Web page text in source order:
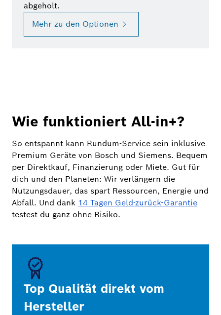
abgeholt.
Mehr zu den Optionen
Wie funktioniert All-in+?
So entspannt kann Rundum-Service sein inklusive
Premium Geräte von Bosch und Siemens. Bequem
per Direktkauf, Finanzierung oder Miete. Gut für
dich und den Planeten: Wir verlängern die
Nutzungsdauer, das spart Ressourcen, Energie und
Abfall. Und dank 14 Tagen Geld-zurück-Garantie
testest du ganz ohne Risiko.
Top Qualität direkt vom
Hersteller